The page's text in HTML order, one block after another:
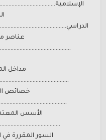
عناصر
مداخل
خصائص
الأسس
السور المقررة في